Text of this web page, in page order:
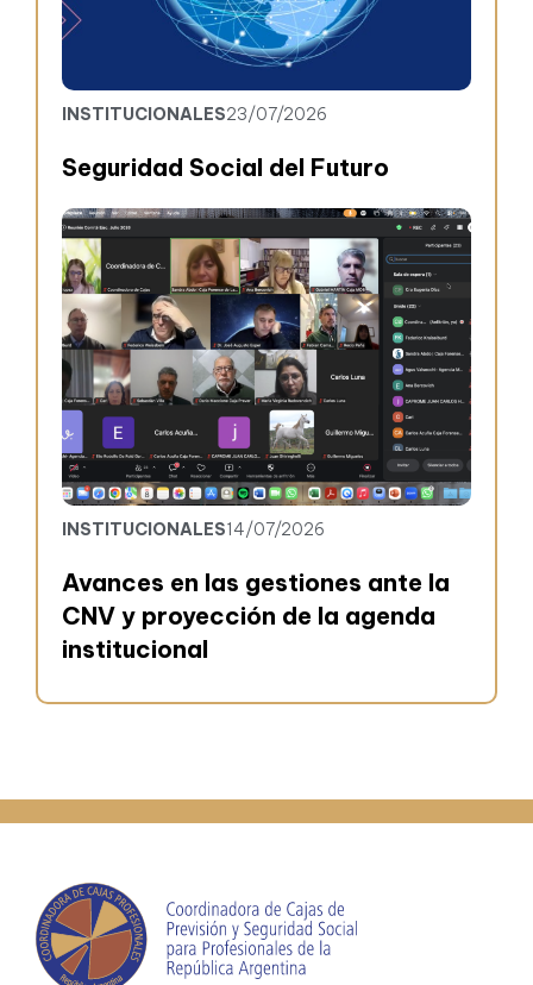
INSTITUCIONALES23/07/2026
Seguridad Social del Futuro
INSTITUCIONALES14/07/2026
Avances en las gestiones ante la
CNV y proyección de la agenda
institucional